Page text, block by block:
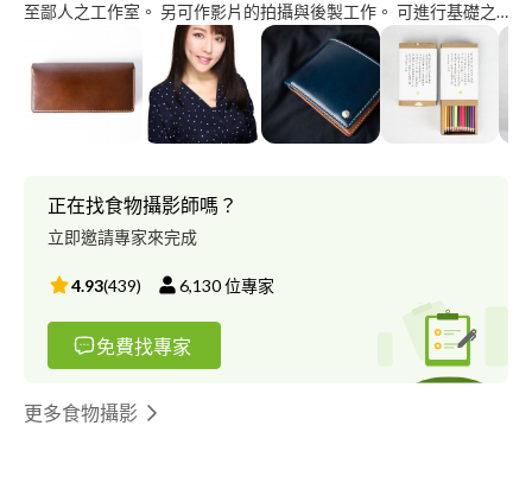
至鄙人之工作室。 另可作影片的拍攝與後製工作。 可進行基礎之
攝影教學，擁有一定攝影教學經驗，配套全套之教材。
正在找食物攝影師嗎？
立即邀請專家來完成
4.93(439) 6,130位專家
免費找專家
更多食物攝影